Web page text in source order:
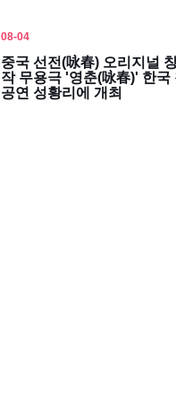
08-04
중국 선전(咏春) 오리지널
작 무용극 '영춘(咏春)' 한국
공연 성황리에 개최